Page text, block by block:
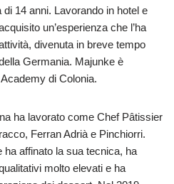
14 anni. Lavorando in hotel e
un’esperienza che l’ha
divenuta in breve tempo
Germania. Majunke è
di Colonia.
ha lavorato come Chef Pâtissier
Ferran Adrià e Pinchiorri.
affinato la sua tecnica, ha
molto elevati e ha